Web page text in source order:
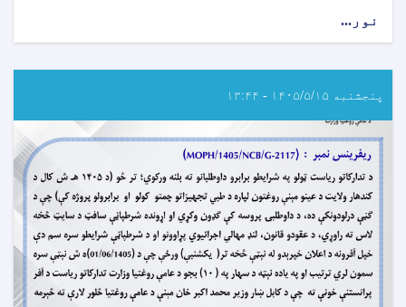
نور...
خبرتیا!
پنجشنبه ۱۴۰۵/۵/۱۵ - ۱۳:۴۴